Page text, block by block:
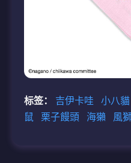
标签： 吉伊卡哇 小八貓
鼠
栗子饅頭 海獺 風